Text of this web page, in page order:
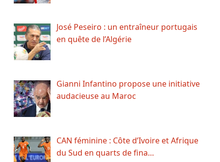
José Peseiro : un entraîneur portugais
en quête de l’Algérie
Gianni Infantino propose une initiative
audacieuse au Maroc
CAN féminine : Côte d’Ivoire et Afrique
du Sud en quarts de fina…